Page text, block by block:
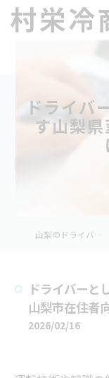
ドライバ
す山梨
山梨のドライバーの求人なら村栄冷商
ドライバーと
山梨市在住者
2026/02/16